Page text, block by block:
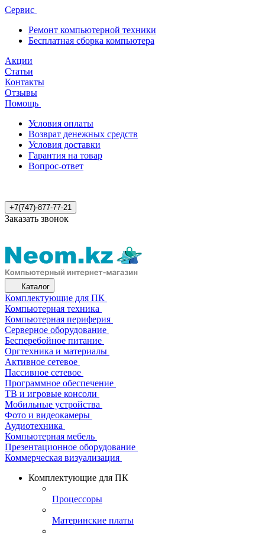
Сервис
Ремонт компьютерной техники
Бесплатная сборка компьютера
Акции
Статьи
Контакты
Отзывы
Помощь
Условия оплаты
Возврат денежных средств
Условия доставки
Гарантия на товар
Вопрос-ответ
+7(747)-877-77-21
Заказать звонок
Каталог
Комплектующие для ПК
Компьютерная техника
Компьютерная периферия
Серверное оборудование
Бесперебойное питание
Оргтехника и материалы
Активное сетевое
Пассивное сетевое
Программное обеспечение
ТВ и игровые консоли
Мобильные устройства
Фото и видеокамеры
Аудиотехника
Компьютерная мебель
Презентационное оборудование
Коммерческая визуализация
Комплектующие для ПК
Процессоры
Материнские платы